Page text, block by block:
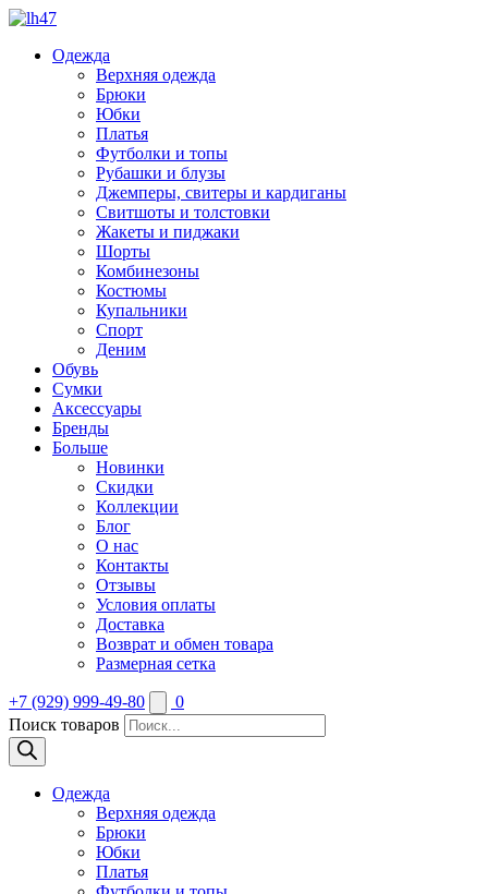
Одежда
Верхняя одежда
Брюки
Юбки
Платья
Футболки и топы
Рубашки и блузы
Джемперы, свитеры и кардиганы
Свитшоты и толстовки
Жакеты и пиджаки
Шорты
Комбинезоны
Костюмы
Купальники
Спорт
Деним
Обувь
Сумки
Аксессуары
Бренды
Больше
Новинки
Скидки
Коллекции
Блог
О нас
Контакты
Отзывы
Условия оплаты
Доставка
Возврат и обмен товара
Размерная сетка
+7 (929) 999-49-80
0
Поиск товаров
Одежда
Верхняя одежда
Брюки
Юбки
Платья